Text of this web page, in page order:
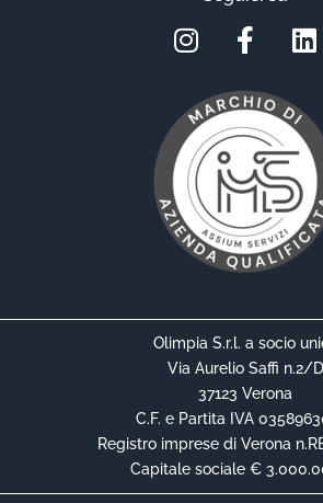
Olimpia S.r.l. a socio
Via Aurelio Saffi n.2/D
37123 Verona
C.F. e Partita IVA
Registro imprese di Verona
Capitale sociale €